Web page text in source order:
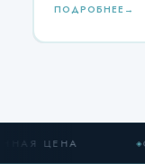
ПОДРОБНЕЕ
ЦЕНА